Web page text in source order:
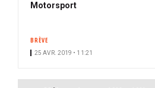
Motorsport
BRÈVE
25 AVR. 2019 • 11:21